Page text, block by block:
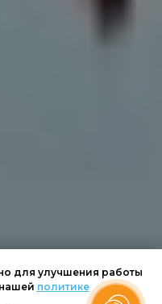
для улучшения работы
политике